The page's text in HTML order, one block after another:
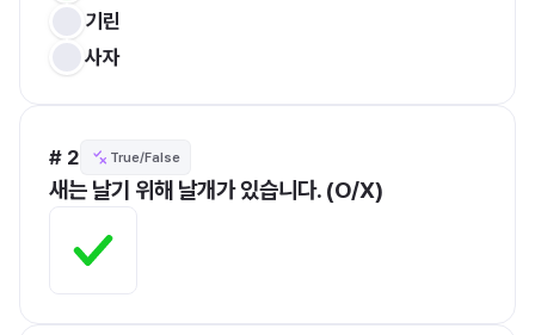
기린
사자
# 2 True/False
새는 날기 위해 날개가 있습니다. (O/X)